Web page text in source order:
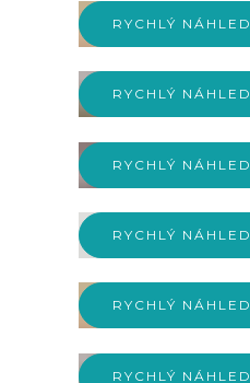
RYCHLÝ NÁHLED
RYCHLÝ NÁHLED
RYCHLÝ NÁHLED
RYCHLÝ NÁHLED
RYCHLÝ NÁHLED
RYCHLÝ NÁHLED